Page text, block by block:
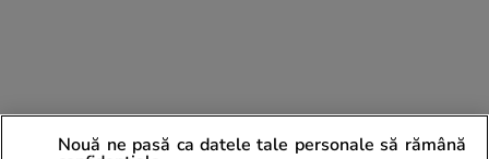
PARTENERI
Nouă ne pasă ca datele tale personale să rămână